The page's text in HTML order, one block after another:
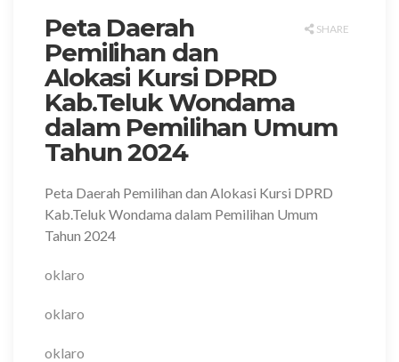
SHARE
Peta Daerah
Pemilihan dan
Alokasi Kursi DPRD
Kab.Teluk Wondama
dalam Pemilihan Umum
Tahun 2024
Peta Daerah Pemilihan dan Alokasi Kursi DPRD
Kab.Teluk Wondama dalam Pemilihan Umum
Tahun 2024
oklaro
oklaro
oklaro